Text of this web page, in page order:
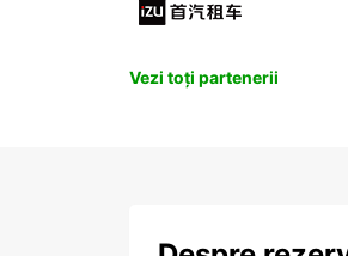
Vezi toți partenerii